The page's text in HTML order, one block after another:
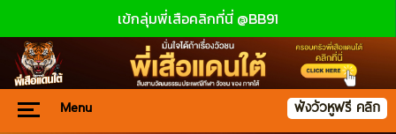
เข้กลุ่มพี่เสือคลิกที่นี่ @BB91
Menu ฟังวัวหูฟรี คลิก